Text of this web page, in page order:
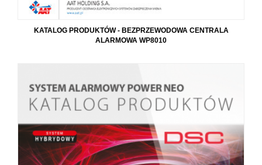
KATALOG PRODUKTÓW - BEZPRZEWODOWA CENTRALA
ALARMOWA WP8010